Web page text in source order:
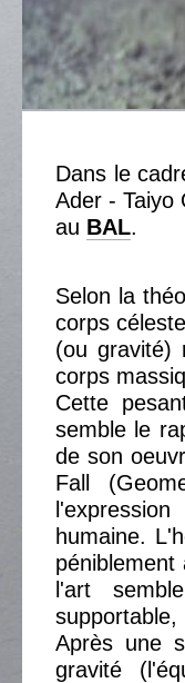
Dans le
Ader - Taiyo
au BAL.
Selon la
corps
(ou gravité)
corps
Cette
semble le
de son
Fall
humaine.
l'art
supportable,
Après une
gravité